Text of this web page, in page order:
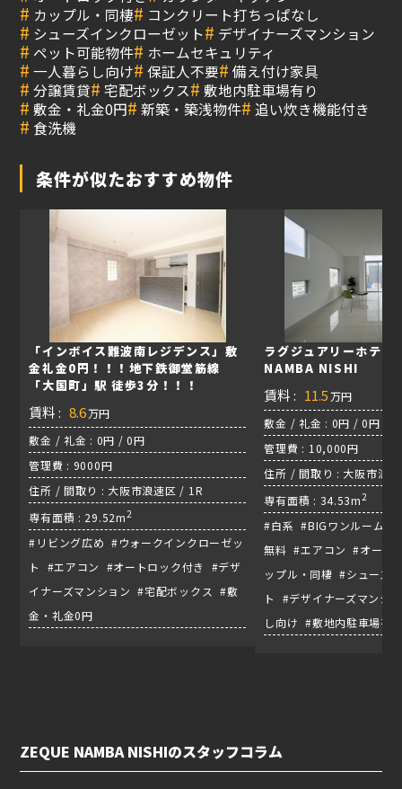
# カップル・同棲# コンクリート打ちっぱなし
# シューズインクローゼット# デザイナーズマンション
# ペット可能物件# ホームセキュリティ
# 一人暮らし向け# 保証人不要# 備え付け家具
# 分譲賃貸# 宅配ボックス# 敷地内駐車場有り
# 敷金・礼金0円# 新築・築浅物件# 追い炊き機能付き
# 食洗機
条件が似たおすすめ物件
「インボイス難波南レジデンス」敷
金礼金0円！！！地下鉄御堂筋線
「大国町」駅 徒歩3分！！！
賃料 : 8.6万円
敷金 / 礼金 : 0円 / 0円
管理費 : 9000円
住所 / 間取り : 大阪市浪速区 / 1R
専有面積 : 29.52m2
#リビング広め #ウォークインクローゼッ
ト #エアコン #オートロック付き #デザ
イナーズマンション #宅配ボックス #敷
金・礼金0円
ラグジュアリーホテル
NAMBA NISHI
賃料 : 11.5 万円
敷金 / 礼金 : 0円 / 0円
管理費 : 10,000円
住所 / 間取り : 大阪市浪
/ 地下鉄千日前線『桜川駅
専有面積 : 34.53m2
#白系 #BIGワンルーム #
無料 #エアコン #オート
ップル・同棲 #シューズ
ト #デザイナーズマンシ
し向け #敷地内駐車場有
ZEQUE NAMBA NISHIのスタッフコラム